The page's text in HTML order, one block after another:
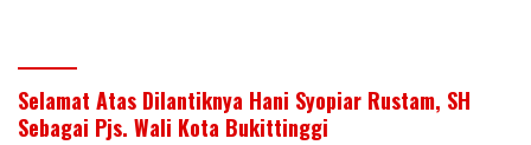
Selamat Atas Dilantiknya Hani Syopiar Rustam, SH
Sebagai Pjs. Wali Kota Bukittinggi